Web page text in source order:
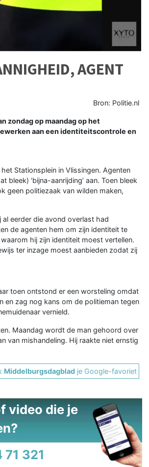
AGENT
Bron: Politie.nl
zondag op maandag op het
aan een identiteitscontrole en
Stationsplein in Vlissingen. Agenten
‘bijna-aanrijding’ aan. Toen bleek
geen politiezaak van wilden maken,
eerder die avond overlast had
de agenten hem om zijn identiteit te
hij zijn identiteit moest vertellen.
ter inzage moest aanbieden zodat zij
toen ontstond er een worsteling omdat
en zag nog kans om de politieman tegen
vernield.
Maandag wordt de man gehoord over
van mishandeling. Hij raakte niet ernstig
Middelburgsdagblad je Google-favoriet
video die je
321